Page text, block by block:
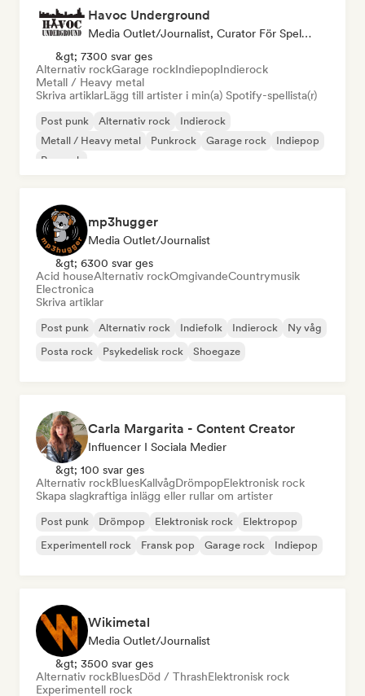
Havoc Underground
Media Outlet/Journalist, Curator För Spellistor
&gt; 7300 svar ges
Alternativ rockGarage rockIndiepopIndierock
Metall / Heavy metal
Skriva artiklarLägg till artister i min(a) Spotify-spellista(r)
Post punk Alternativ rock
Indierock
Metall / Heavy metal
Punkrock Garage rock
Indiepop
Poprock
mp3hugger
Media Outlet/Journalist
&gt; 6300 svar ges
Acid houseAlternativ rockOmgivandeCountrymusik
Electronica
Skriva artiklar
Post punk Alternativ rock Indiefolk Indierock
Ny våg
Posta rock
Psykedelisk rock Shoegaze
Carla Margarita - Content Creator
Influencer I Sociala Medier
&gt; 100 svar ges
Alternativ rockBluesKallvågDrömpopElektronisk rock
Skapa slagkraftiga inlägg eller rullar om artister
Post punk Drömpop Elektronisk rock
Elektropop
Experimentell rock
Fransk pop Garage rock Indiepop
Wikimetal
Media Outlet/Journalist
&gt; 3500 svar ges
Alternativ rockBluesDöd / ThrashElektronisk rock
Experimentell rock